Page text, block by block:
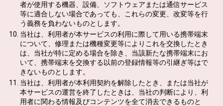
者が使用する機器、設備、ソフトウェアまたは通信サービス
等に適合しない場合であっても、これらの変更、改変等を行
う義務を負わないものとします。
当社は、利用者が本サービスの利用に際して用いる携帯端末
について、修理または機種変更等によりこれを交換したとき
は、当社が特に定める場合を除き、当該新たな携帯端末にお
いて、携帯端末を交換する以前の登録情報等の引継ぎ等はで
きないものとします。
当社は、利用者が本利用契約を解除したとき、または当社が
本サービスの運営を終了したときは、当社の判断により、利
用者に関わる情報及びコンテンツを全て消去できるものと